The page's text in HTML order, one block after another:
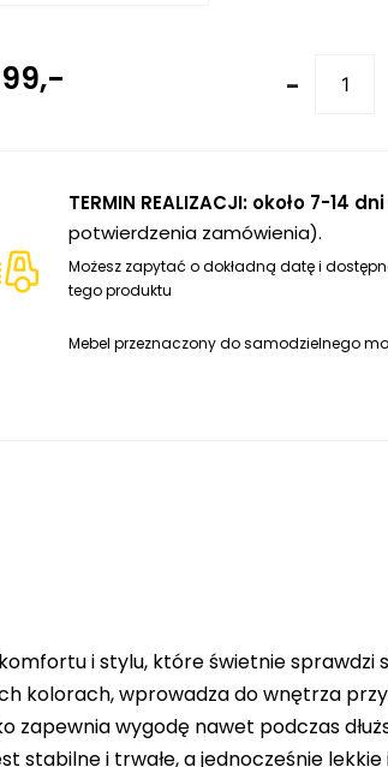
-
TERMIN REALIZACJI: około 7-14 dni
potwierdzenia zamówienia).
Możesz zapytać o dokładną datę i
tego produktu
Mebel przeznaczony do samodzielnego
i stylu, które świetnie sprawdzi
kolorach, wprowadza do wnętrza
wygodę nawet podczas
i trwałe, a jednocześnie lekkie